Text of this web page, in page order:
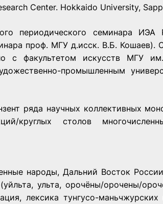
Center. Hokkaido University,
периодического семинара ИЭА
проф. МГУ д.исск. В.Б. Кошаев).
с факультетом искусств МГУ
промышленным
ряда научных коллективных
круглых столов
народы, Дальний Восток
ульта, орочёны/орочены/
лексика тунгусо-­